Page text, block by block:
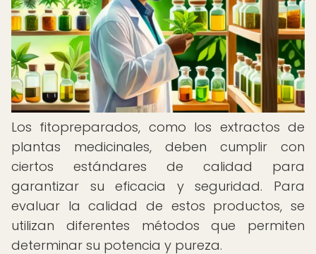
Los fitopreparados, como los extractos de
plantas medicinales, deben cumplir con
ciertos estándares de calidad para
garantizar su eficacia y seguridad. Para
evaluar la calidad de estos productos, se
utilizan diferentes métodos que permiten
determinar su potencia y pureza.